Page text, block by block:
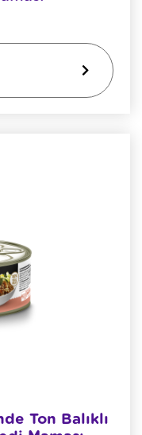
Ton Balıklı